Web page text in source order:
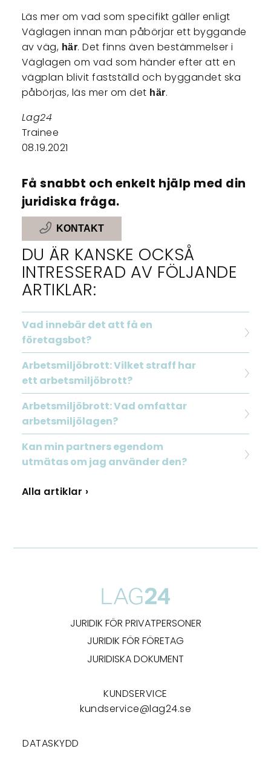
Läs mer om vad som specifikt gäller enligt
Väglagen innan man påbörjar ett byggande
av väg, här. Det finns även bestämmelser i
Väglagen om vad som händer efter att en
vägplan blivit fastställd och byggandet ska
påbörjas, läs mer om det här.
Lag24
Trainee
08.19.2021
Få snabbt och enkelt hjälp med din
juridiska fråga.
KONTAKT
DU ÄR KANSKE OCKSÅ
INTRESSERAD AV FÖLJANDE
ARTIKLAR:
Vad innebär det att få en
företagsbot?
Arbetsmiljöbrott: Vilket straff har
ett arbetsmiljöbrott?
Arbetsmiljöbrott: Vad omfattar
arbetsmiljölagen?
Kan min partners egendom
utmätas om jag använder den?
Alla artiklar ›
JURIDIK FÖR PRIVATPERSONER
JURIDIK FÖR FÖRETAG
JURIDISKA DOKUMENT
KUNDSERVICE
kundservice@lag24.se
DATASKYDD